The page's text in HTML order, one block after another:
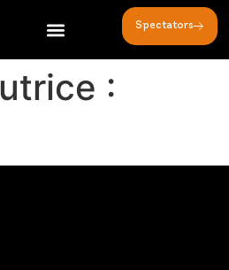
Spectators
: